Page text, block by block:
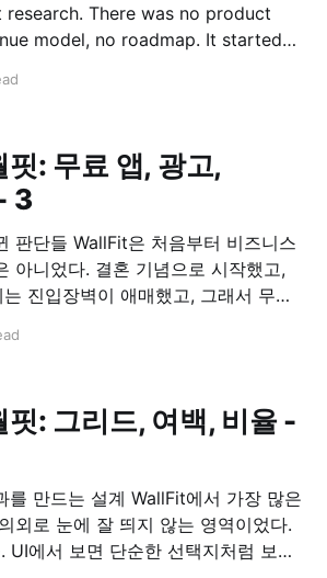
There was no product
no roadmap. It started
: 무료 앱, 광고,
3
음부터 비즈니스
기념으로 시작했고,
진입장벽이 애매했고, 그래서 무료
: 그리드, 여백, 비율 -
계 WallFit에서 가장 많은
외로 눈에 잘 띄지 않는 영역이었다.
UI에서 보면 단순한 선택지처럼 보이